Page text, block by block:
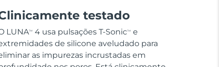
testado
LUNATM 4 usa pulsações T-SonicTM
e
de silicone aveludado para
as impurezas incrustadas em